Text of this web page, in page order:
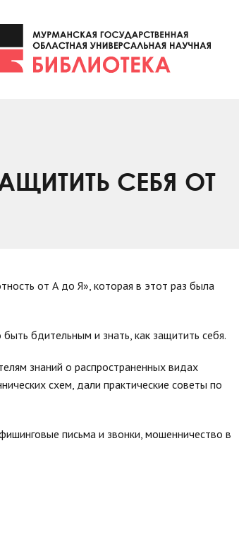
СЕБЯ ОТ
от А до Я», которая в этот раз была
бдительным и знать, как защитить себя.
знаний о распространенных видах
схем, дали практические советы по
письма и звонки, мошенничество в